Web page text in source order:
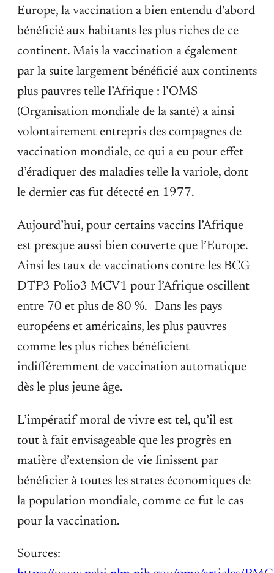
Europe, la vaccination a bien entendu d’abord
bénéficié aux habitants les plus riches de ce
continent. Mais la vaccination a également
par la suite largement bénéficié aux continents
plus pauvres telle l’Afrique : l’OMS
(Organisation mondiale de la santé) a ainsi
volontairement entrepris des compagnes de
vaccination mondiale, ce qui a eu pour effet
d’éradiquer des maladies telle la variole, dont
le dernier cas fut détecté en 1977.
Aujourd’hui, pour certains vaccins l’Afrique
est presque aussi bien couverte que l’Europe.
Ainsi les taux de vaccinations contre les BCG
DTP3 Polio3 MCV1 pour l’Afrique oscillent
entre 70 et plus de 80 %. Dans les pays
européens et américains, les plus pauvres
comme les plus riches bénéficient
indifféremment de vaccination automatique
dès le plus jeune âge.
L’impératif moral de vivre est tel, qu’il est
tout à fait envisageable que les progrès en
matière d’extension de vie finissent par
bénéficier à toutes les strates économiques de
la population mondiale, comme ce fut le cas
pour la vaccination.
Sources: